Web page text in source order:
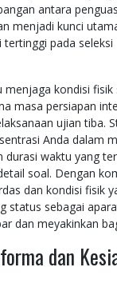
antara
menjadi kunci
pada seleksi
menjaga kondisi
masa persiapan
ujian tiba.
Anda dalam
durasi waktu yang
soal. Dengan
dan kondisi fisik
status sebagai
dan meyakinkan
dan